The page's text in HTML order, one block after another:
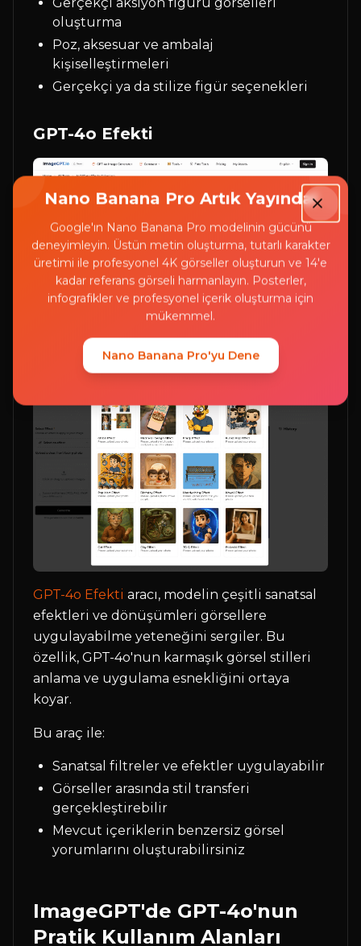
oluşturma
Poz, aksesuar ve ambalaj
kişiselleştirmeleri
Gerçekçi ya da stilize figür seçenekleri
GPT-4o Efekti
GPT-4o Efekti aracı, modelin çeşitli sanatsal
efektleri ve dönüşümleri görsellere
uygulayabilme yeteneğini sergiler. Bu
özellik, GPT-4o'nun karmaşık görsel stilleri
anlama ve uygulama esnekliğini ortaya
koyar.
Bu araç ile:
Sanatsal filtreler ve efektler uygulayabilir
Görseller arasında stil transferi
gerçekleştirebilir
Mevcut içeriklerin benzersiz görsel
yorumlarını oluşturabilirsiniz
ImageGPT'de GPT-4o'nun
Pratik Kullanım Alanları
Nano Banana Pro Artık Yayında!
Google'ın Nano Banana Pro modelinin gücünü
deneyimleyin. Üstün metin oluşturma, tutarlı karakter
üretimi ile profesyonel 4K görseller oluşturun ve 14'e
kadar referans görseli harmanlayın. Posterler,
infografikler ve profesyonel içerik oluşturma için
mükemmel.
Nano Banana Pro'yu Dene